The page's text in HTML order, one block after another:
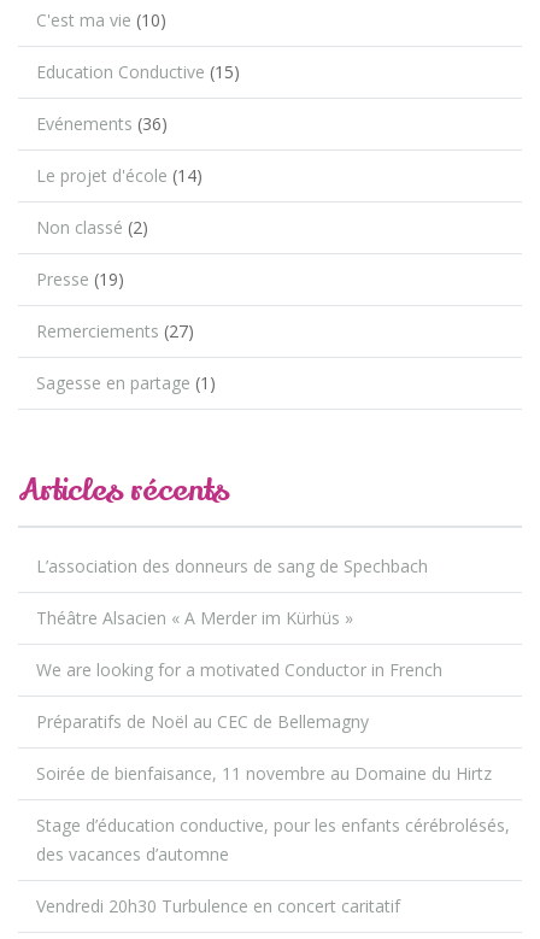
C'est ma vie (10)
Education Conductive (15)
Evénements (36)
Le projet d'école (14)
Non classé (2)
Presse (19)
Remerciements (27)
Sagesse en partage (1)
Articles récents
L’association des donneurs de sang de Spechbach
Théâtre Alsacien « A Merder im Kürhüs »
We are looking for a motivated Conductor in French
Préparatifs de Noël au CEC de Bellemagny
Soirée de bienfaisance, 11 novembre au Domaine du Hirtz
Stage d’éducation conductive, pour les enfants cérébrolésés,
des vacances d’automne
Vendredi 20h30 Turbulence en concert caritatif